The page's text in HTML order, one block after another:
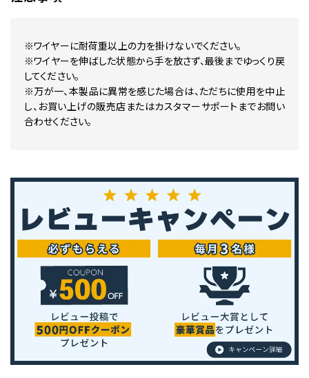
※ワイヤーに耐荷重以上の力を掛けないでください。
※ワイヤーを伸ばした状態から手を放さず、最後までゆっくり戻
してください。
※万が一、本製品に異常を感じた場合は、ただちに使用を中止
し、お買い上げの販売店またはカスタマーサポートまでお問い
合わせください。